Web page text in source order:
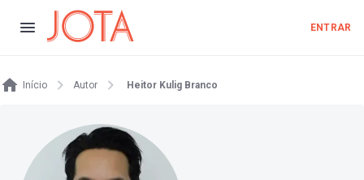
ENTRAR
Início Autor Heitor Kulig Branco